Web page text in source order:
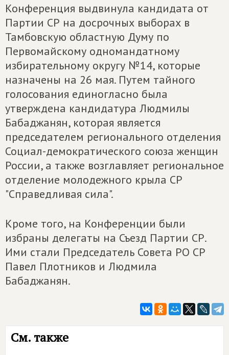
Конференция выдвинула кандидата от
Партии СР на досрочных выборах в
Тамбовскую областную Думу по
Первомайскому одномандатному
избирательному округу №14, которые
назначены на 26 мая. Путем тайного
голосования единогласно была
утверждена кандидатура Людмилы
Бабаджанян, которая является
председателем регионального отделения
Социал-демократического союза женщин
России, а также возглавляет региональное
отделение молодежного крыла СР
"Справедливая сила".
Кроме того, на Конференции были
избраны делегаты на Съезд Партии СР.
Ими стали Председатель Совета РО СР
Павел Плотников и Людмила
Бабаджанян.
См. также